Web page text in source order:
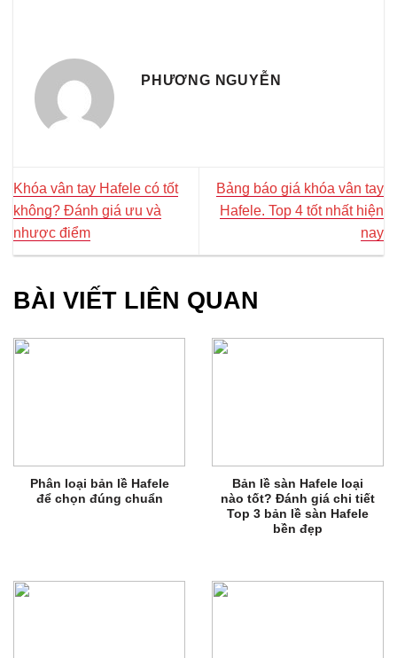
PHƯƠNG NGUYỄN
Khóa vân tay Hafele có tốt
không? Đánh giá ưu và
nhược điểm
Bảng báo giá khóa vân tay
Hafele. Top 4 tốt nhất hiện
nay
BÀI VIẾT LIÊN QUAN
Phân loại bản lề Hafele
để chọn đúng chuẩn
Bản lề sàn Hafele loại
nào tốt? Đánh giá chi tiết
Top 3 bản lề sàn Hafele
bền đẹp